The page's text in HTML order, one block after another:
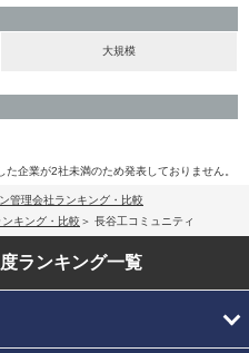
大規模
企業が2社未満のため発表しておりません。
管理会社ランキング・比較
キング・比較
長谷工コミュニティ
ランキング一覧